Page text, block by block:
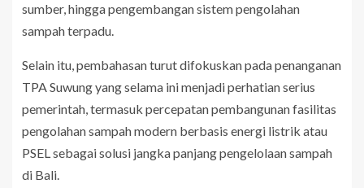
sumber, hingga pengembangan sistem pengolahan
sampah terpadu.
Selain itu, pembahasan turut difokuskan pada penanganan
TPA Suwung yang selama ini menjadi perhatian serius
pemerintah, termasuk percepatan pembangunan fasilitas
pengolahan sampah modern berbasis energi listrik atau
PSEL sebagai solusi jangka panjang pengelolaan sampah
di Bali.